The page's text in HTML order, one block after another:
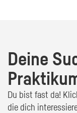
Deine
Du bist fast da!
die dich